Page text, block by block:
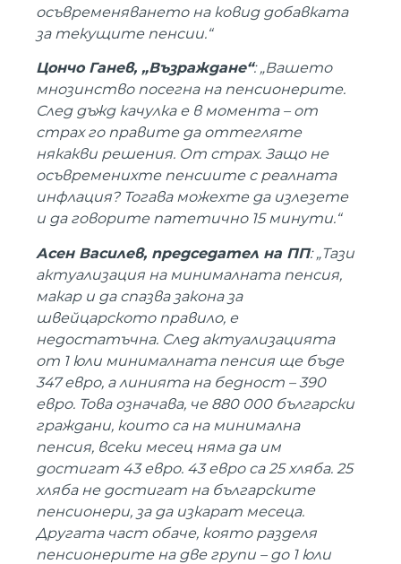
осъвременяването на ковид добавката
за текущите пенсии.“
Цончо Ганев, „Възраждане“: „Вашето
мнозинство посегна на пенсионерите.
След дъжд качулка е в момента – от
страх го правите да оттегляте
някакви решения. От страх. Защо не
осъвременихте пенсиите с реалната
инфлация? Тогава можехте да излезете
и да говорите патетично 15 минути.“
Асен Василев, председател на ПП: „Тази
актуализация на минималната пенсия,
макар и да спазва закона за
швейцарското правило, е
недостатъчна. След актуализацията
от 1 юли минималната пенсия ще бъде
347 евро, а линията на бедност – 390
евро. Това означава, че 880 000 български
граждани, които са на минимална
пенсия, всеки месец няма да им
достигат 43 евро. 43 евро са 25 хляба. 25
хляба не достигат на българските
пенсионери, за да изкарат месеца.
Другата част обаче, която разделя
пенсионерите на две групи – до 1 юли